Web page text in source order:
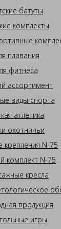
батуты
комплекты
плавания
фитнеса
ассортимент
виды спорта
атлетика
охотничьи
N-75
комплект N-75
кресла
продукция
игры